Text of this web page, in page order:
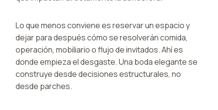
Lo que menos conviene es reservar un espacio y
dejar para después cómo se resolverán comida,
operación, mobiliario o flujo de invitados. Ahí es
donde empieza el desgaste. Una boda elegante se
construye desde decisiones estructurales, no
desde parches.